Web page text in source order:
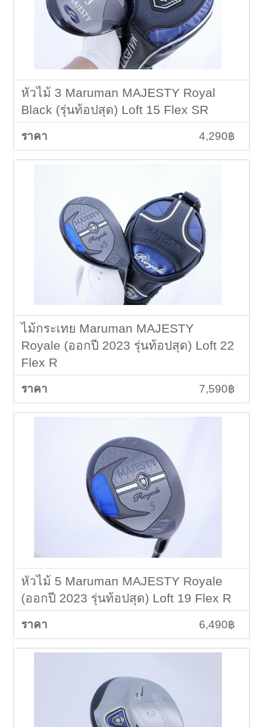
หัวไม้ 3 Maruman MAJESTY Royal
Black (รุ่นท้อปสุด) Loft 15 Flex SR
4,290฿
ไม้กระเทย Maruman MAJESTY
Royale (ออกปี 2023 รุ่นท้อปสุด) Loft 22
Flex R
7,590฿
หัวไม้ 5 Maruman MAJESTY Royale
(ออกปี 2023 รุ่นท้อปสุด) Loft 19 Flex R
6,490฿